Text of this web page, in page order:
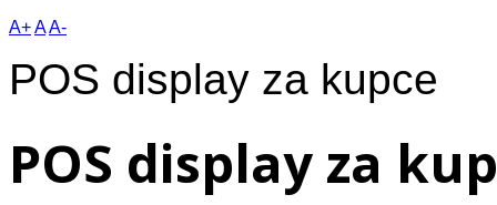
A+AA-
POS display za kupce
POS display za